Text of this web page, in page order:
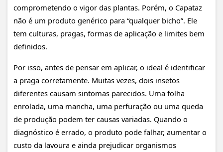
comprometendo o vigor das plantas. Porém, o Capataz
não é um produto genérico para “qualquer bicho”. Ele
tem culturas, pragas, formas de aplicação e limites bem
definidos.
Por isso, antes de pensar em aplicar, o ideal é identificar
a praga corretamente. Muitas vezes, dois insetos
diferentes causam sintomas parecidos. Uma folha
enrolada, uma mancha, uma perfuração ou uma queda
de produção podem ter causas variadas. Quando o
diagnóstico é errado, o produto pode falhar, aumentar o
custo da lavoura e ainda prejudicar organismos